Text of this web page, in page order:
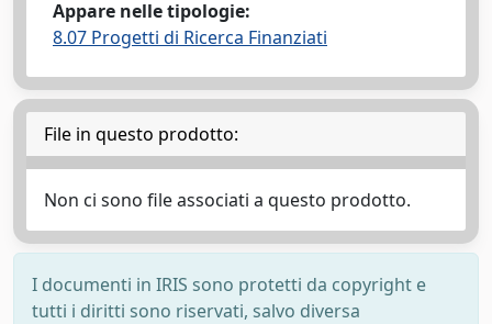
Appare nelle tipologie:
8.07 Progetti di Ricerca Finanziati
File in questo prodotto:
Non ci sono file associati a questo prodotto.
I documenti in IRIS sono protetti da copyright e
tutti i diritti sono riservati, salvo diversa